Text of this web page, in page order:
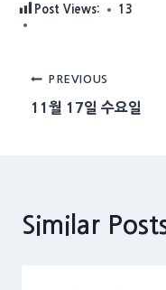
Post Views: 13
Post
navigation
PREVIOUS
11월 17일 수요일
Similar